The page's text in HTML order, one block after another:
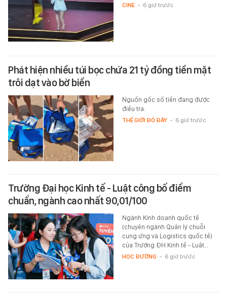
CINE - 6 giờ trước
Phát hiện nhiều túi bọc chứa 21 tỷ đồng tiền mặt
trôi dạt vào bờ biển
Nguồn gốc số tiền đang được
điều tra.
THẾ GIỚI ĐÓ ĐÂY - 6 giờ trước
Trường Đại học Kinh tế - Luật công bố điểm
chuẩn, ngành cao nhất 90,01/100
Ngành Kinh doanh quốc tế
(chuyên ngành Quản lý chuỗi
cung ứng và Logistics quốc tế)
của Trường ĐH Kinh tế - Luật…
HỌC ĐƯỜNG - 6 giờ trước